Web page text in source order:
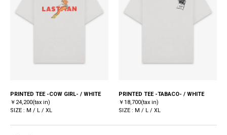
PRINTED TEE -COW GIRL- / WHITE
￥24,200(tax in)
SIZE : M / L / XL
PRINTED TEE -TABACO- / WHITE
￥18,700(tax in)
SIZE : M / L / XL